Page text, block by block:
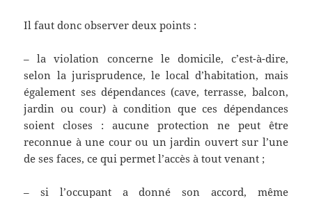
Il faut donc observer deux points :
– la violation concerne le domicile, c’est-à-dire,
selon la jurisprudence, le local d’habitation, mais
également ses dépendances (cave, terrasse, balcon,
jardin ou cour) à condition que ces dépendances
soient closes : aucune protection ne peut être
reconnue à une cour ou un jardin ouvert sur l’une
de ses faces, ce qui permet l’accès à tout venant ;
– si l’occupant a donné son accord, même